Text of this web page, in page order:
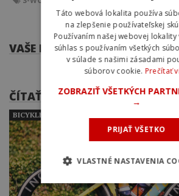
VAŠE KOMENTÁRE
ČÍTAŤ ĎALEJ
BICYKLE PROFESIONÁLNYCH CYKLISTOV
Táto webová lokalita používa
na zlepšenie používateľskej
Používaním našej webovej
súhlas s používaním všetkých
v súlade s našimi zásadami
súborov cookie. Prečítať
ZOBRAZIŤ VŠETKÝCH
→
PRIJAŤ VŠETKO
VLASTNÉ NASTAVENIA